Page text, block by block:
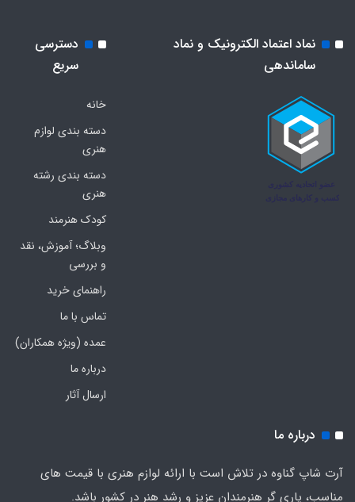
نماد اعتماد الکترونیک و نماد
ساماندهی
دسترسی
سریع
خانه
دسته بندی لوازم
هنری
دسته بندی رشته
هنری
کودک هنرمند
وبلاگ؛ آموزش، نقد
و بررسی
راهنمای خرید
تماس با ما
عمده (ویژه همکاران)
درباره ما
ارسال آثار
درباره ما
آرت شاپ گناوه در تلاش است با ارائه لوازم هنری با قیمت های
مناسب، یاری گر هنرمندان عزیز و رشد هنر در کشور باشد.